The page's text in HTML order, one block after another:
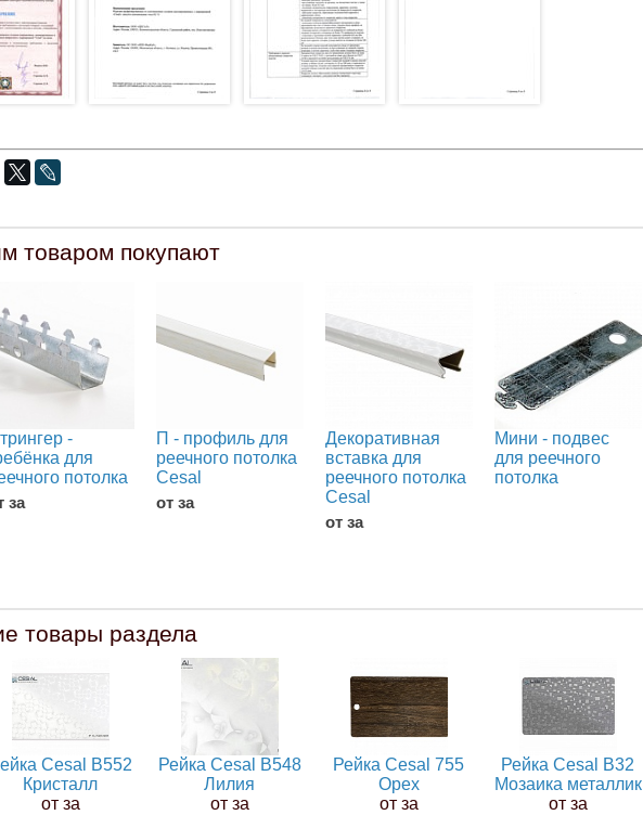
товаром покупают
-
для
потолка
за
П - профиль для
реечного потолка
Cesal
от за
Декоративная
вставка для
реечного потолка
Cesal
от за
Мини - подвес
для реечного
потолка
товары раздела
Cesal B552
Кристалл
от за
Рейка Cesal B548
Лилия
от за
Рейка Cesal 755
Орех
от за
Рейка Cesal В32
Мозаика металлик
от за